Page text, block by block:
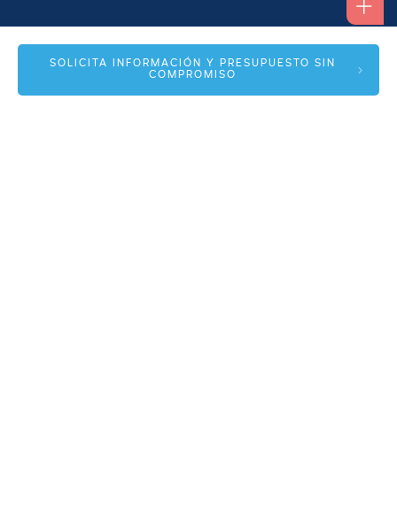
SOLICITA INFORMACIÓN Y PRESUPUESTO SIN
COMPROMISO
Alfonso I, 17 Planta 1ª